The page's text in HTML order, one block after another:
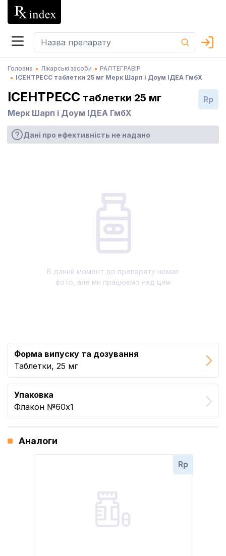
Головна Лікарські засоби
РАЛТЕГРАВІР
ІСЕНТРЕСС таблетки 25 мг Мерк Шарп і Доум ІДЕА ГмбХ
ІСЕНТРЕСС таблетки 25 мг
Мерк Шарп і Доум ІДЕА ГмбХ
Rp
Дані про ефективність не надано
В даний момент до препарату немає
фото, але ми працюємо над цим
Форма випуску та дозування
Таблетки, 25 мг
Упаковка
Флакон №60x1
Аналоги
Rp